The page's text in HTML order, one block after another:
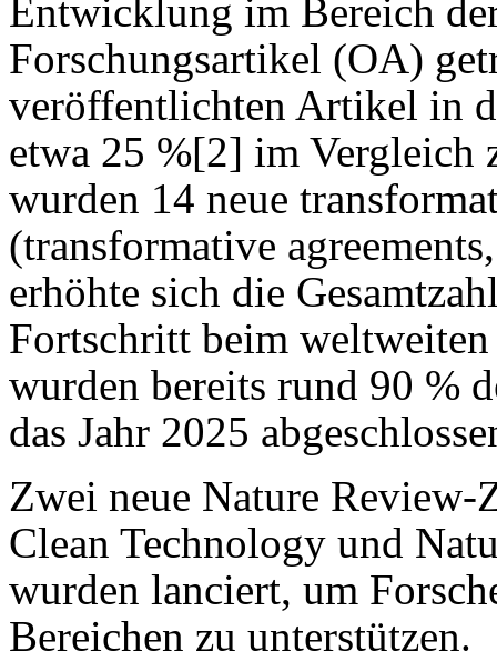
Entwicklung im Bereich
Forschungsartikel (OA)
veröffentlichten Artikel in
etwa 25 %[2] im Vergleich
wurden 14 neue
(transformative
erhöhte sich die
Fortschritt beim
wurden bereits rund 90 %
das Jahr 2025
Zwei neue Nature
Clean Technology und
wurden lanciert, um
Bereichen zu unterstützen.